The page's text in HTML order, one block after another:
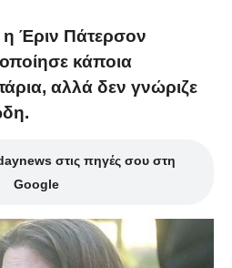
η Έριν Πάτερσον
κάποια
αλλά δεν γνώριζε
στις πηγές σου στη
Google